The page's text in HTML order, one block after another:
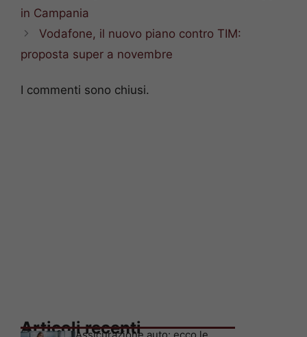
in Campania
Vodafone, il nuovo piano contro TIM:
proposta super a novembre
I commenti sono chiusi.
Articoli recenti